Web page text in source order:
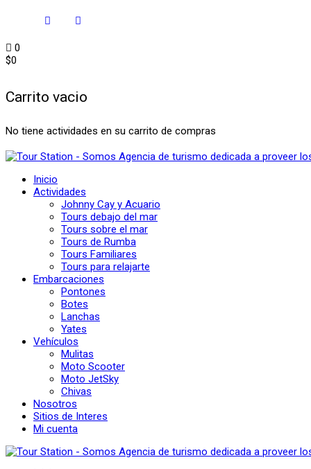
0
$0
Carrito vacio
No tiene actividades en su carrito de compras
Inicio
Actividades
Johnny Cay y Acuario
Tours debajo del mar
Tours sobre el mar
Tours de Rumba
Tours Familiares
Tours para relajarte
Embarcaciones
Pontones
Botes
Lanchas
Yates
Vehículos
Mulitas
Moto Scooter
Moto JetSky
Chivas
Nosotros
Sitios de Interes
Mi cuenta